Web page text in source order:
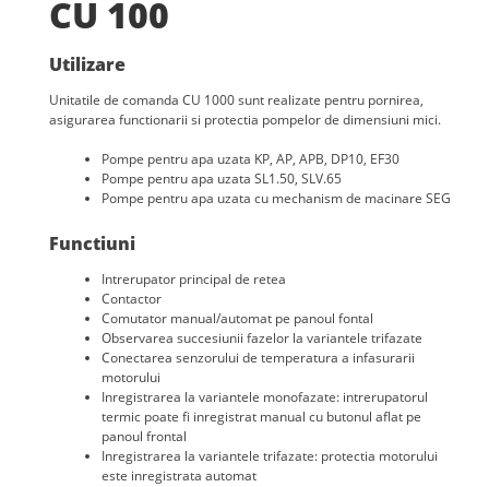
CU 100
Utilizare
Unitatile de comanda CU 1000 sunt realizate pentru pornirea,
asigurarea functionarii si protectia pompelor de dimensiuni mici.
Pompe pentru apa uzata KP, AP, APB, DP10, EF30
Pompe pentru apa uzata SL1.50, SLV.65
Pompe pentru apa uzata cu mechanism de macinare SEG
Functiuni
Intrerupator principal de retea
Contactor
Comutator manual/automat pe panoul fontal
Observarea succesiunii fazelor la variantele trifazate
Conectarea senzorului de temperatura a infasurarii
motorului
Inregistrarea la variantele monofazate: intrerupatorul
termic poate fi inregistrat manual cu butonul aflat pe
panoul frontal
Inregistrarea la variantele trifazate: protectia motorului
este inregistrata automat